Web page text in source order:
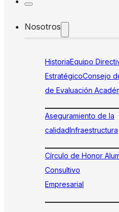
Nosotros
HistoriaEquipo
EstratégicoConsejo
de Evaluación
Aseguramiento de la
calidadInfraestructura
Círculo de Honor
Consultivo
Empresarial